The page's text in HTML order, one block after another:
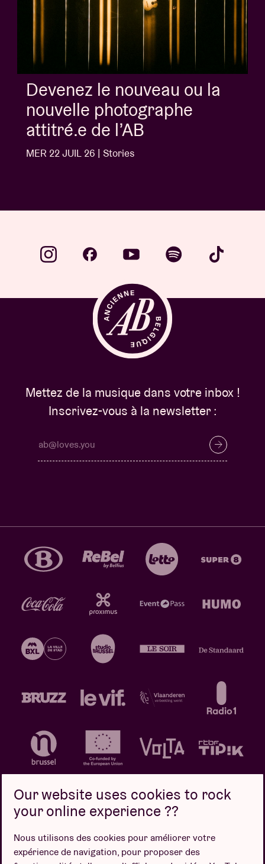
Album of the week:
'Doctrine Of Love' - Jalen
Ngonda
MER 1 JUIL 26 | Stories
Mettez de la musique dans votre inbox !
Inscrivez-vous à la newsletter :
Politique de confidentialité
Politique de cookies
Conditions de vente
Our website uses cookies to rock
your online experience ??
Nous utilisons des cookies pour améliorer votre
expérience de navigation, pour proposer des